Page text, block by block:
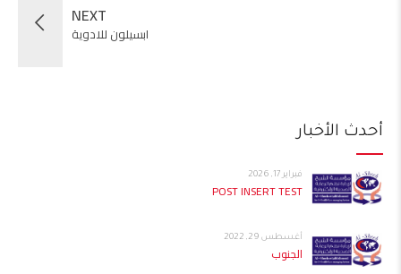
NEXT
ابسيلون للادوية
أحدث الأخبار
فبراير 17, 2026
POST INSERT TEST
أغسطس 29, 2022
الجنوب